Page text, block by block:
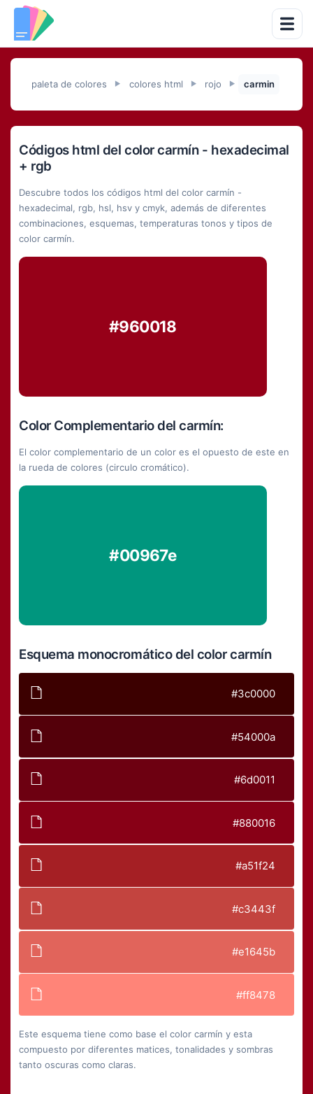
paleta de colores ► colores html ► rojo ► carmin
Códigos html del color carmín - hexadecimal
+ rgb
Descubre todos los códigos html del color carmín -
hexadecimal, rgb, hsl, hsv y cmyk, además de diferentes
combinaciones, esquemas, temperaturas tonos y tipos de
color carmín.
#960018
Color Complementario del carmín:
El color complementario de un color es el opuesto de este en
la rueda de colores (circulo cromático).
#00967e
Esquema monocromático del color carmín
#3c0000
#54000a
#6d0011
#880016
#a51f24
#c3443f
#e1645b
#ff8478
Este esquema tiene como base el color carmín y esta
compuesto por diferentes matices, tonalidades y sombras
tanto oscuras como claras.